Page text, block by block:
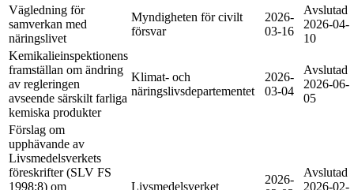
Vägledning för
samverkan med
näringslivet
Myndigheten för civilt
försvar
2026-
03-16
Avslutad
2026-04-
10
Kemikalieinspektionens
framställan om ändring
av regleringen
avseende särskilt farliga
kemiska produkter
Klimat- och
näringslivsdepartementet
2026-
03-04
Avslutad
2026-06-
05
Förslag om
upphävande av
Livsmedelsverkets
föreskrifter (SLV FS
1998:8) om
Livsmedelsverket
2026-
Avslutad
2026-02-